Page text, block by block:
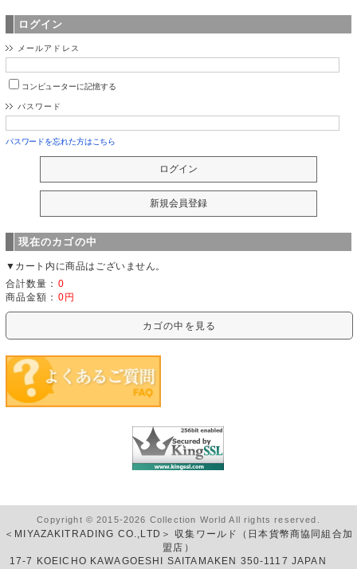
ログイン
メールアドレス
コンピューターに記憶する
パスワード
パスワードを忘れた方はこちら
現在のカゴの中
▼カート内に商品はございません。
合計数量： 0
商品金額： 0円
カゴの中を見る
Copyright © 2015-2026 Collection World All rights reserved.
＜MIYAZAKITRADING CO.,LTD＞ 収集ワールド（日本貨幣商協同組合加
盟店）
17-7 KOEICHO KAWAGOESHI SAITAMAKEN 350-1117 JAPAN